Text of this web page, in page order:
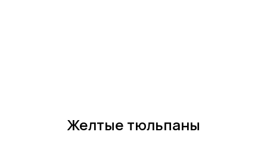
Желтые тюльпаны